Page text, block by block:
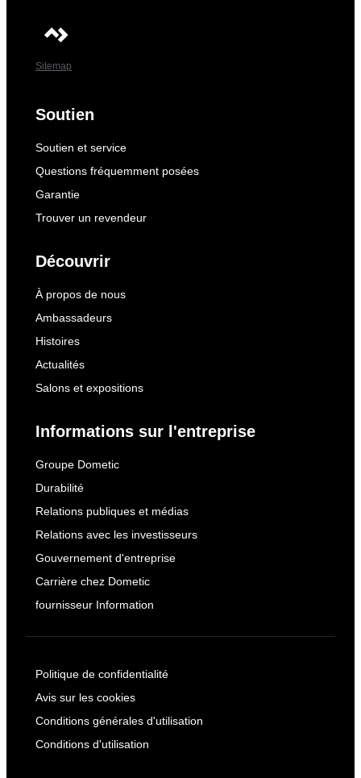
Sitemap
Soutien
Soutien et service
Questions fréquemment posées
Garantie
Trouver un revendeur
Découvrir
À propos de nous
Ambassadeurs
Histoires
Actualités
Salons et expositions
Informations sur l'entreprise
Groupe Dometic
Durabilité
Relations publiques et médias
Relations avec les investisseurs
Gouvernement d'entreprise
Carrière chez Dometic
fournisseur Information
Politique de confidentialité
Avis sur les cookies
Conditions générales d'utilisation
Conditions d'utilisation